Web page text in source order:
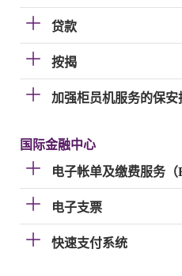
贷款
按揭
加强柜员机服务的保安
国际金融中心
电子帐单及缴费服务（
电子支票
快速支付系统